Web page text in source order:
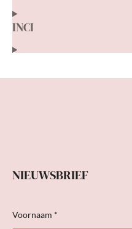
INCI
NIEUWSBRIEF
Voornaam *